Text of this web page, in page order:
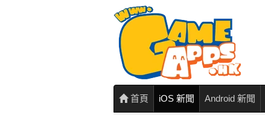
首頁 iOS 新聞 Android 新聞